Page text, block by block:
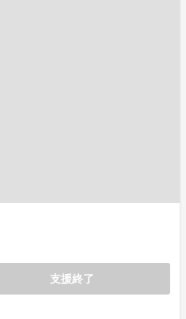
支援終了